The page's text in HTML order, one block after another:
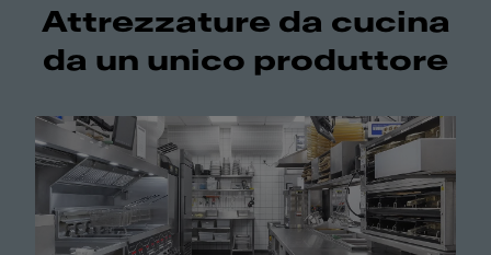
Attrezzature da cucina
da un unico produttore